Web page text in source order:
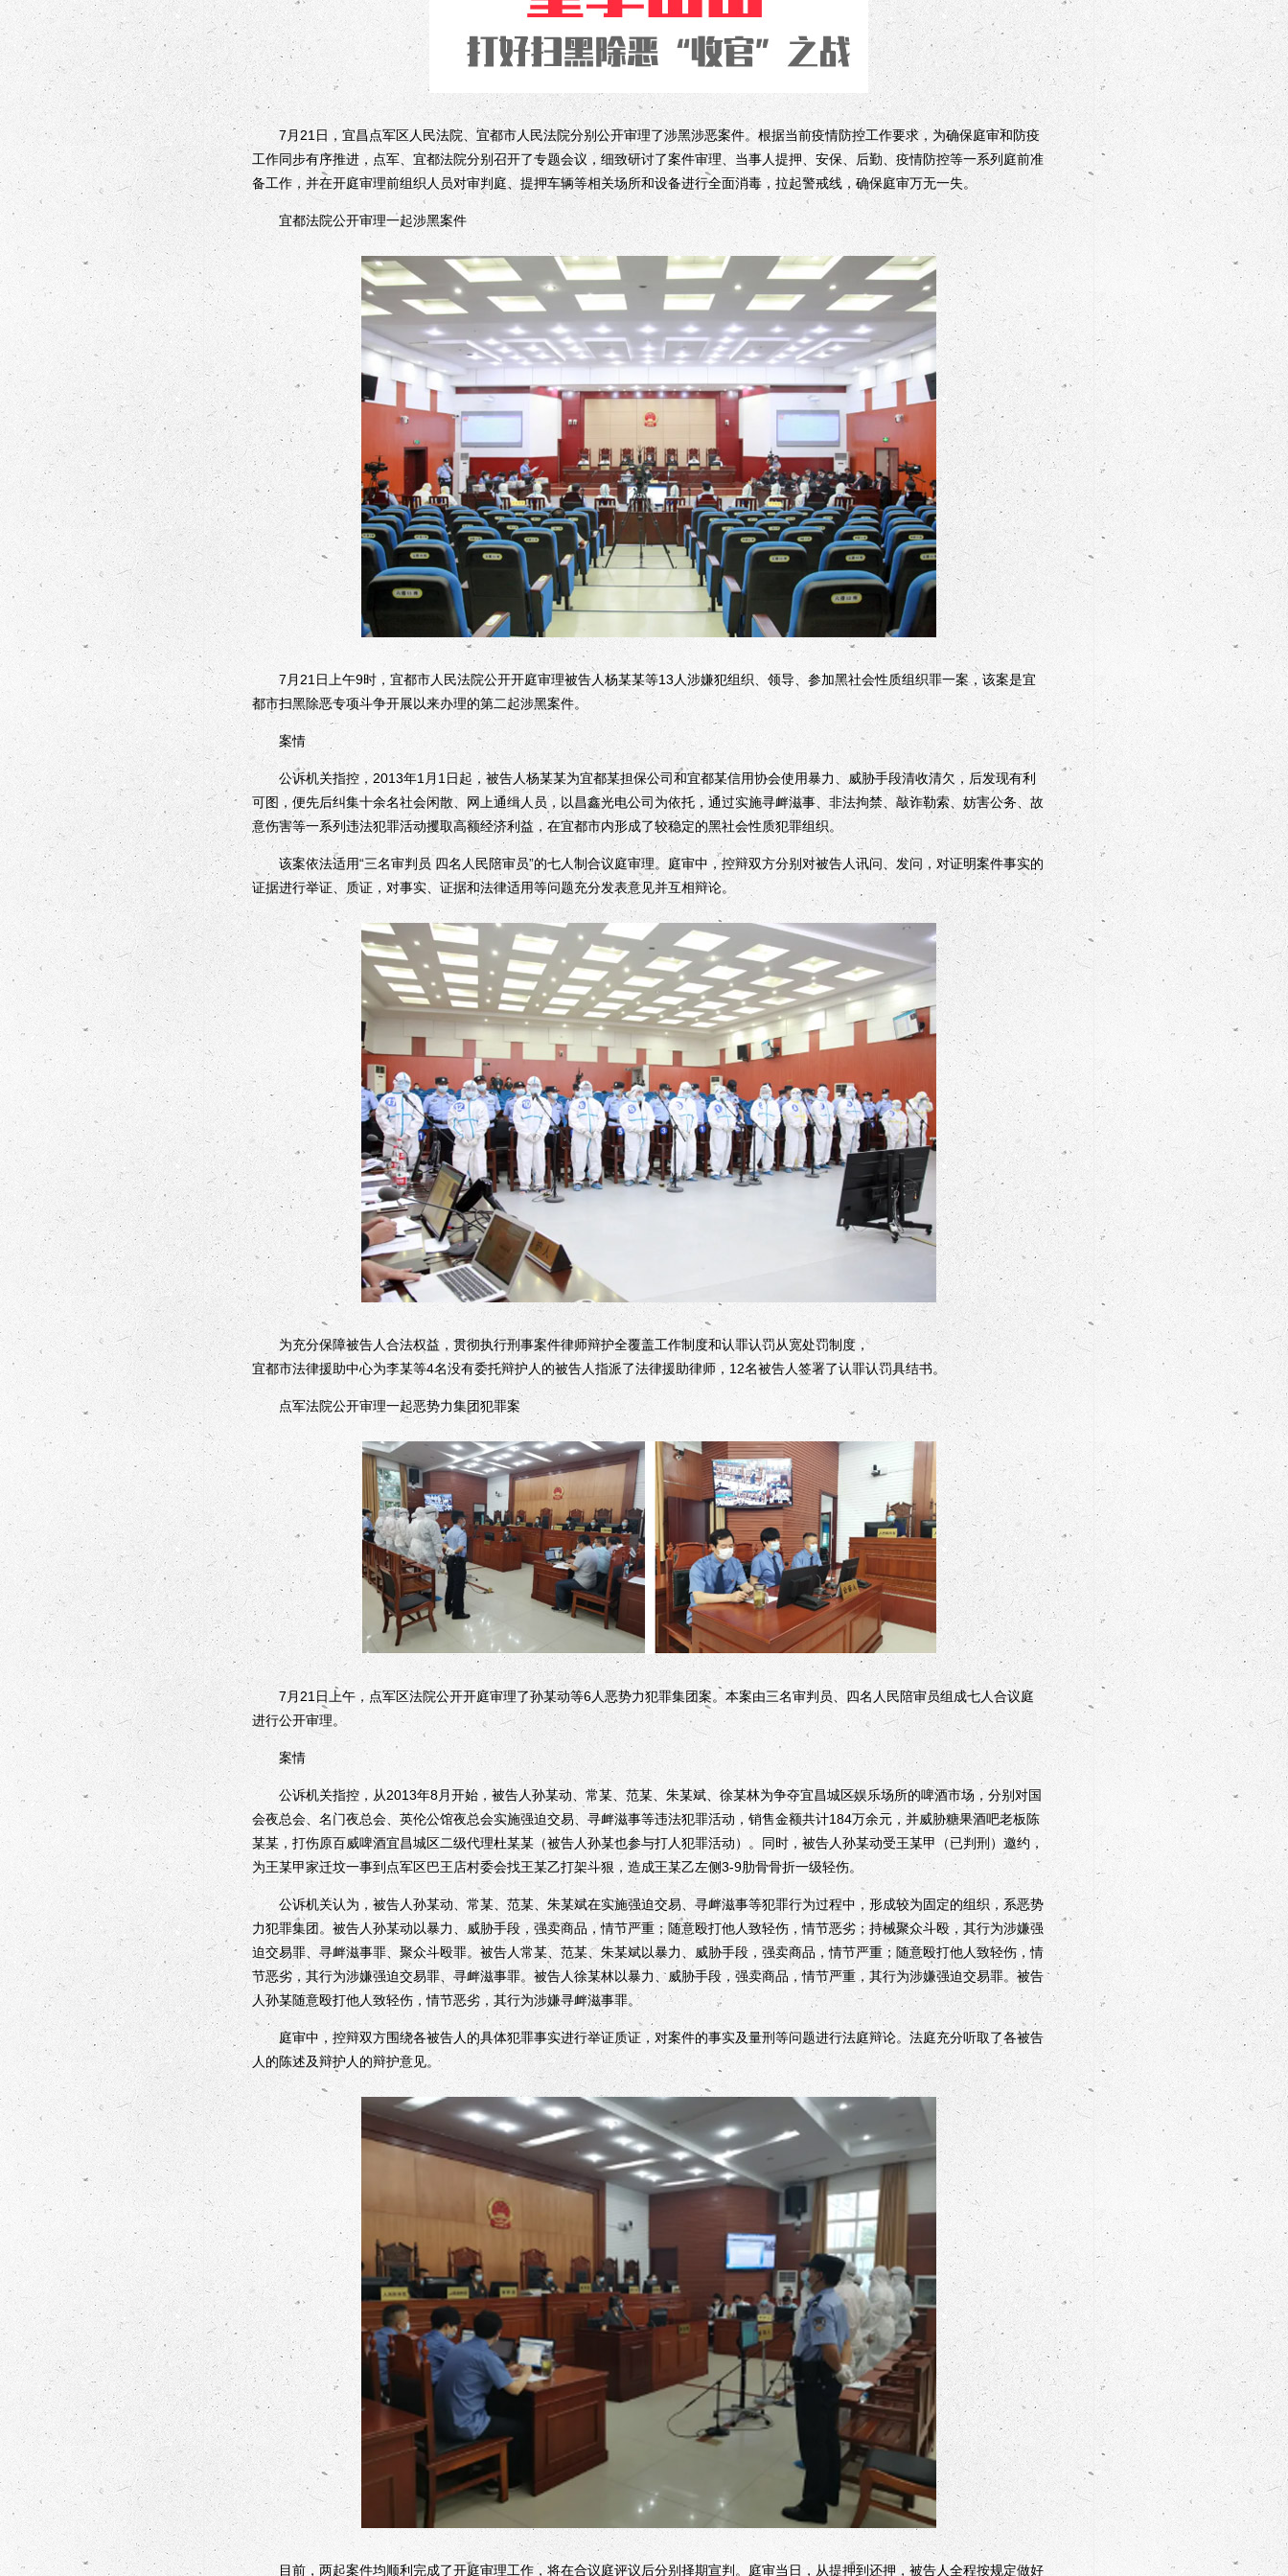
7月21日，宜昌点军区人民法院、宜都市人民法院分别公开审理了涉黑涉恶案件。根据当前疫情防控工作要求，为确保庭审和防疫
工作同步有序推进，点军、宜都法院分别召开了专题会议，细致研讨了案件审理、当事人提押、安保、后勤、疫情防控等一系列庭前准
备工作，并在开庭审理前组织人员对审判庭、提押车辆等相关场所和设备进行全面消毒，拉起警戒线，确保庭审万无一失。
宜都法院公开审理一起涉黑案件
7月21日上午9时，宜都市人民法院公开开庭审理被告人杨某某等13人涉嫌犯组织、领导、参加黑社会性质组织罪一案，该案是宜
都市扫黑除恶专项斗争开展以来办理的第二起涉黑案件。
案情
公诉机关指控，2013年1月1日起，被告人杨某某为宜都某担保公司和宜都某信用协会使用暴力、威胁手段清收清欠，后发现有利
可图，便先后纠集十余名社会闲散、网上通缉人员，以昌鑫光电公司为依托，通过实施寻衅滋事、非法拘禁、敲诈勒索、妨害公务、故
意伤害等一系列违法犯罪活动攫取高额经济利益，在宜都市内形成了较稳定的黑社会性质犯罪组织。
该案依法适用“三名审判员 四名人民陪审员”的七人制合议庭审理。庭审中，控辩双方分别对被告人讯问、发问，对证明案件事实的
证据进行举证、质证，对事实、证据和法律适用等问题充分发表意见并互相辩论。
为充分保障被告人合法权益，贯彻执行刑事案件律师辩护全覆盖工作制度和认罪认罚从宽处罚制度，
宜都市法律援助中心为李某等4名没有委托辩护人的被告人指派了法律援助律师，12名被告人签署了认罪认罚具结书。
点军法院公开审理一起恶势力集团犯罪案
7月21日上午，点军区法院公开开庭审理了孙某动等6人恶势力犯罪集团案。本案由三名审判员、四名人民陪审员组成七人合议庭
进行公开审理。
案情
公诉机关指控，从2013年8月开始，被告人孙某动、常某、范某、朱某斌、徐某林为争夺宜昌城区娱乐场所的啤酒市场，分别对国
会夜总会、名门夜总会、英伦公馆夜总会实施强迫交易、寻衅滋事等违法犯罪活动，销售金额共计184万余元，并威胁糖果酒吧老板陈
某某，打伤原百威啤酒宜昌城区二级代理杜某某（被告人孙某也参与打人犯罪活动）。同时，被告人孙某动受王某甲（已判刑）邀约，
为王某甲家迁坟一事到点军区巴王店村委会找王某乙打架斗狠，造成王某乙左侧3-9肋骨骨折一级轻伤。
公诉机关认为，被告人孙某动、常某、范某、朱某斌在实施强迫交易、寻衅滋事等犯罪行为过程中，形成较为固定的组织，系恶势
力犯罪集团。被告人孙某动以暴力、威胁手段，强卖商品，情节严重；随意殴打他人致轻伤，情节恶劣；持械聚众斗殴，其行为涉嫌强
迫交易罪、寻衅滋事罪、聚众斗殴罪。被告人常某、范某、朱某斌以暴力、威胁手段，强卖商品，情节严重；随意殴打他人致轻伤，情
节恶劣，其行为涉嫌强迫交易罪、寻衅滋事罪。被告人徐某林以暴力、威胁手段，强卖商品，情节严重，其行为涉嫌强迫交易罪。被告
人孙某随意殴打他人致轻伤，情节恶劣，其行为涉嫌寻衅滋事罪。
庭审中，控辩双方围绕各被告人的具体犯罪事实进行举证质证，对案件的事实及量刑等问题进行法庭辩论。法庭充分听取了各被告
人的陈述及辩护人的辩护意见。
目前，两起案件均顺利完成了开庭审理工作，将在合议庭评议后分别择期宣判。庭审当日，从提押到还押，被告人全程按规定做好